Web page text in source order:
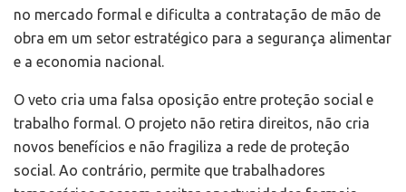
no mercado formal e dificulta a contratação de mão de
obra em um setor estratégico para a segurança alimentar
e a economia nacional.
O veto cria uma falsa oposição entre proteção social e
trabalho formal. O projeto não retira direitos, não cria
novos benefícios e não fragiliza a rede de proteção
social. Ao contrário, permite que trabalhadores